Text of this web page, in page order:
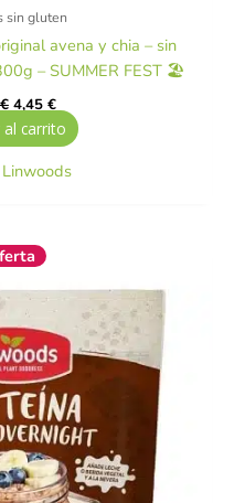
sin gluten
avena y chia – sin
– SUMMER FEST 🏖️
€ 4,45 €
al carrito
Linwoods
El
precio
original
4,95 €.
actual
4,45 €.